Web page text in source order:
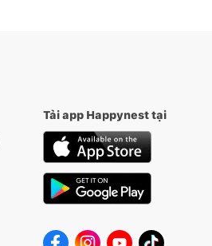
Tải app Happynest tại